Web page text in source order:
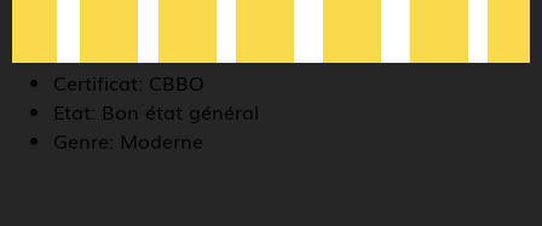
Certificat: CBBO
Etat: Bon état général
Genre: Moderne